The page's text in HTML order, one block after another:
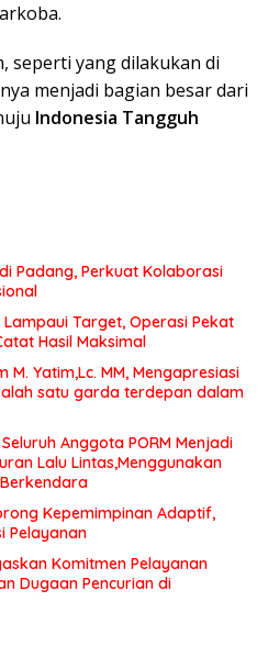
seperti yang dilakukan di
menjadi bagian besar dari
Indonesia Tangguh
Padang, Perkuat Kolaborasi
Target, Operasi Pekat
Hasil Maksimal
M. Yatim,Lc. MM, Mengapresiasi
satu garda terdepan dalam
Anggota PORM Menjadi
Lalu Lintas,Menggunakan
Kepemimpinan Adaptif,
Pelayanan
Komitmen Pelayanan
Dugaan Pencurian di